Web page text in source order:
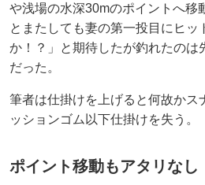
や浅場の水深30mのポイントへ移
とまたしても妻の第一投目にヒッ
か！？」と期待したが釣れたのは
だった。
筆者は仕掛けを上げると何故かス
ッションゴム以下仕掛けを失う。
ポイント移動もアタリなし